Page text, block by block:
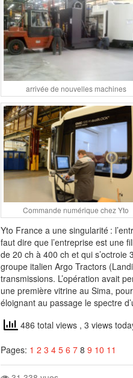
arrivée de nouvelles machines
Commande numérique chez Yto
Yto France a une singularité :
faut dire que l’entreprise est une
de 20 ch à 400 ch et qui
groupe italien Argo Tractors
transmissions. L’opération avait
une première vitrine au Sima,
éloignant au passage le spectre
486 total views , 3 views
Pages: 1 2 3 4 5 6 7 8 9 10 11